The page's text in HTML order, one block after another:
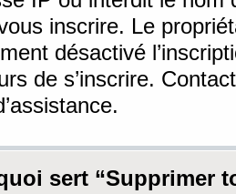
inscrire. Le
désactivé
de s’inscrire.
sert “Supprimer